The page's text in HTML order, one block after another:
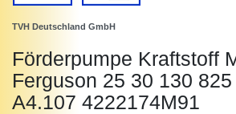
TVH Deutschland GmbH
Förderpumpe Kraftstoff
Ferguson 25 30 130
A4.107 4222174M91